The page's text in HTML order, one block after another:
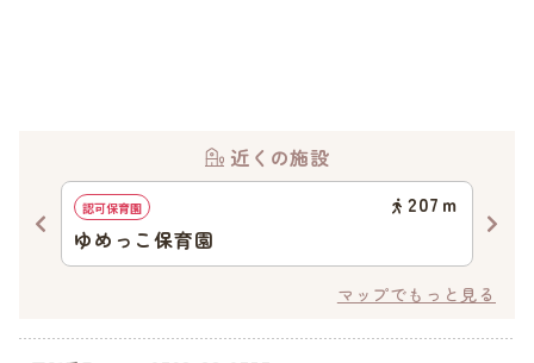
近くの施設
認可保育園 207 ｍ
ゆめっこ保育園
マップでもっと見る